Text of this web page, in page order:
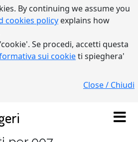
By continuing we assume you
cookies policy explains how
Se procedi, accetti questa
sui cookieti spieghera'
Close / Chiudi